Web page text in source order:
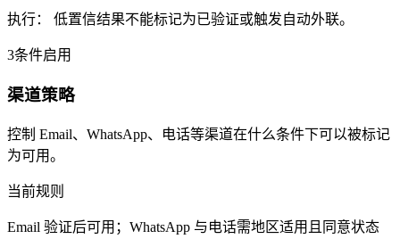
执行： 低置信结果不能标记为已验证或触发自动外联。
3条件启用
渠道策略
控制 Email、WhatsApp、电话等渠道在什么条件下可以被标记
为可用。
当前规则
Email 验证后可用；WhatsApp 与电话需地区适用且同意状态